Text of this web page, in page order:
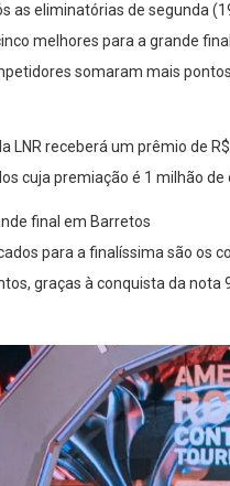
as eliminatórias de segunda
melhores para a grande
somaram mais
LNR receberá um prêmio de
cuja premiação é 1 milhão de
final em Barretos
para a finalíssima são os
graças à conquista da nota